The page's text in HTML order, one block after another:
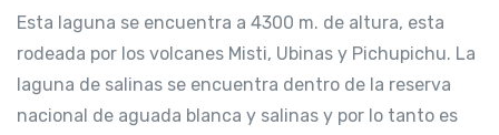
Esta laguna se encuentra a 4300 m. de altura, esta
rodeada por los volcanes Misti, Ubinas y Pichupichu. La
laguna de salinas se encuentra dentro de la reserva
nacional de aguada blanca y salinas y por lo tanto es